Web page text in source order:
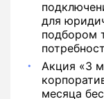
для
подбором
Акция «3
месяца